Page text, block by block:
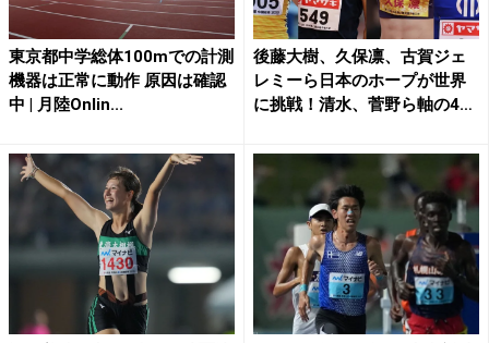
東京都中学総体100mでの計測
機器は正常に動作 原因は確認
中 | 月陸Onlin...
後藤大樹、久保凛、古賀ジェ
レミーら日本のホープが世界
に挑戦！清水、菅野ら軸の4